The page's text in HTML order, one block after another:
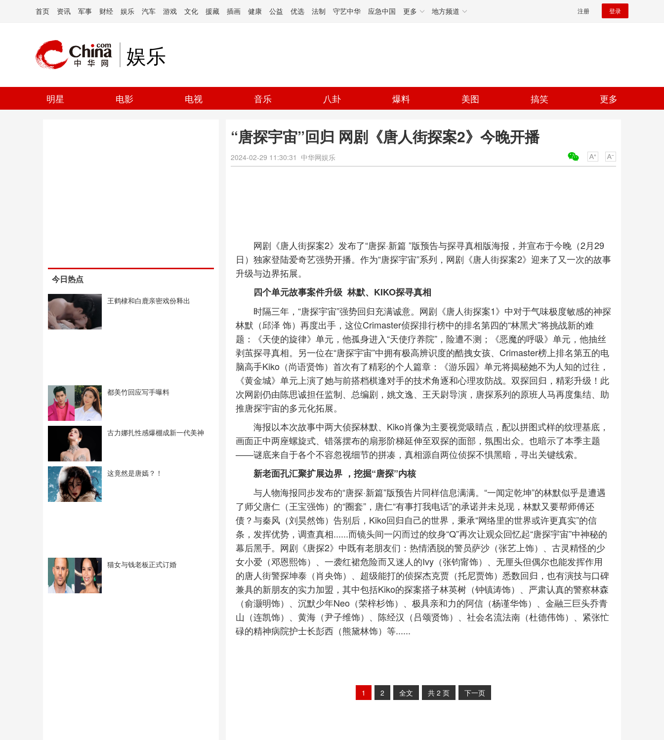
首页 资讯 军事 财经 娱乐 汽车 游戏 文化 援藏 插画 健康 公益 优选 法制 守艺中华 应急中国 更多 地方频道 注册 登录
娱乐
明星 电影 电视 音乐 八卦 爆料 美图 搞笑 更多
今日热点
王鹤棣和白鹿亲密戏份释出
都美竹回应写手曝料
古力娜扎性感爆棚成新一代美神
这竟然是唐嫣？！
猫女与钱老板正式订婚
“唐探宇宙”回归 网剧《唐人街探案2》今晚开播
2024-02-29 11:30:31 中华网娱乐
网剧《唐人街探案2》发布了“唐探·新篇 ”版预告与探寻真相版海报，并宣布于今晚（2月29
日）独家登陆爱奇艺强势开播。作为“唐探宇宙”系列，网剧《唐人街探案2》迎来了又一次的故事
升级与边界拓展。
四个单元故事案件升级 林默、KIKO探寻真相
时隔三年，“唐探宇宙”强势回归充满诚意。网剧《唐人街探案1》中对于气味极度敏感的神探
林默（邱泽 饰）再度出手，这位Crimaster侦探排行榜中的排名第四的“林黑犬”将挑战新的难
题：《天使的旋律》单元，他孤身进入“天使疗养院”，险遭不测；《恶魔的呼吸》单元，他抽丝
剥茧探寻真相。另一位在“唐探宇宙”中拥有极高辨识度的酷拽女孩、Crimaster榜上排名第五的电
脑高手Kiko（尚语贤饰）首次有了精彩的个人篇章：《游乐园》单元将揭秘她不为人知的过往，
《黄金城》单元上演了她与前搭档棋逢对手的技术角逐和心理攻防战。双探回归，精彩升级！此
次网剧仍由陈思诚担任监制、总编剧，姚文逸、王天尉导演，唐探系列的原班人马再度集结、助
推唐探宇宙的多元化拓展。
海报以本次故事中两大侦探林默、Kiko肖像为主要视觉吸睛点，配以拼图式样的纹理基底，
画面正中两座螺旋式、错落摆布的扇形阶梯延伸至双探的面部，氛围出众。也暗示了本季主题
——谜底来自于各个不容忽视细节的拼凑，真相源自两位侦探不惧黑暗，寻出关键线索。
新老面孔汇聚扩展边界 ，挖掘“唐探”内核
与人物海报同步发布的“唐探·新篇”版预告片同样信息满满。“一闻定乾坤”的林默似乎是遭遇
了师父唐仁（王宝强饰）的“圈套”，唐仁“有事打我电话”的承诺并未兑现，林默又要帮师傅还
债？与秦风（刘昊然饰）告别后，Kiko回归自己的世界，秉承“网络里的世界或许更真实”的信
条，发挥优势，调查真相......而镜头间一闪而过的纹身“Q”再次让观众回忆起“唐探宇宙”中神秘的
幕后黑手。网剧《唐探2》中既有老朋友们：热情洒脱的警员萨沙（张艺上饰）、古灵精怪的少
女小爱（邓恩熙饰）、一袭红裙危险而又迷人的Ivy（张钧甯饰）、无厘头但偶尔也能发挥作用
的唐人街警探坤泰（肖央饰）、超级能打的侦探杰克贾（托尼贾饰）悉数回归，也有演技与口碑
兼具的新朋友的实力加盟，其中包括Kiko的探案搭子林英树（钟镇涛饰）、严肃认真的警察林森
（俞灏明饰）、沉默少年Neo（荣梓杉饰）、极具亲和力的阿信（杨谨华饰）、金融三巨头乔青
山（连凯饰）、黄海（尹子维饰）、陈经汉（吕颂贤饰）、社会名流法南（杜德伟饰）、紧张忙
碌的精神病院护士长彭西（熊黛林饰）等......
1 2 全文 共 2 页 下一页